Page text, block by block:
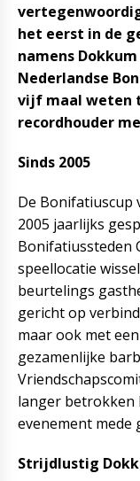
het eerst in de
namens
Nederlandse
vijf maal weten
recordhouder
Sinds 2005
De Bonifatiuscup
2005 jaarlijks
Bonifatiussteden
speellocatie
beurtelings
gericht op
maar ook met
gezamenlijke
langer betrokken
evenement mede
Strijdlustig